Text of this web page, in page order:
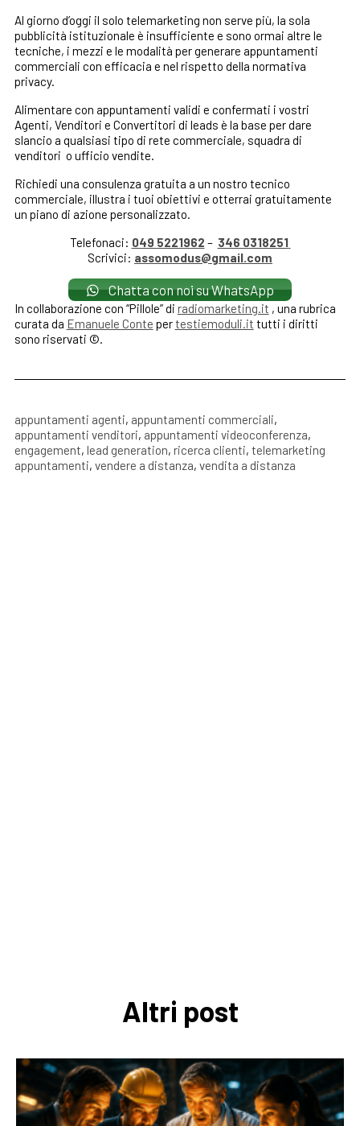
Al giorno d’oggi il solo telemarketing non serve più, la sola
pubblicità istituzionale è insufficiente e sono ormai altre le
tecniche, i mezzi e le modalità per generare appuntamenti
commerciali con efficacia e nel rispetto della normativa
privacy.
Alimentare con appuntamenti validi e confermati i vostri
Agenti, Venditori e Convertitori di leads è la base per dare
slancio a qualsiasi tipo di rete commerciale, squadra di
venditori o ufficio vendite.
Richiedi una consulenza gratuita a un nostro tecnico
commerciale, illustra i tuoi obiettivi e otterrai gratuitamente
un piano di azione personalizzato.
Telefonaci: 049 5221962 – 346 0318251
Scrivici: assomodus@gmail.com
Chatta con noi su WhatsApp
In collaborazione con “Pillole” di radiomarketing.it , una rubrica
curata da Emanuele Conte pertestiemoduli.it tutti i diritti
sono riservati ©.
appuntamenti agenti, appuntamenti commerciali,
appuntamenti venditori, appuntamenti videoconferenza,
engagement, lead generation, ricerca clienti, telemarketing
appuntamenti, vendere a distanza, vendita a distanza
Altri post